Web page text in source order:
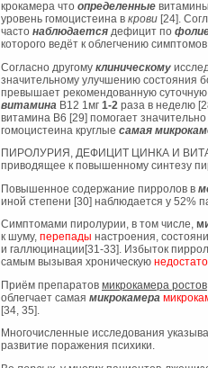
крокамера что определенные
уровень гомоцистеина в крови [24].
часто наблюдается дефицит по
которого ведёт к облегчению симптомов
Согласно другому клиническому
значительному улучшению состояния
превышает рекомендованную
витамина В12 1мг 1-2 раза в неделю
витамина В6 [29] помогает
гомоцистеина круглые самая
ПИРОЛУРИЯ, ДЕФИЦИТ ЦИНКА И
приводящее к повышенному синтезу
Повышенное содержание пирролов в
иной степени [30] наблюдается у 52%
Симптомами пиролурии, в том числе,
к шуму, перепады настроения,
и галлюцинации[31-33]. Избыток
самым вызывая хроническую
Приём препаратов микрокамера ростов
облегчает самая микрокамера
[34, 35].
Многочисленные исследования
развитие поражения психики.